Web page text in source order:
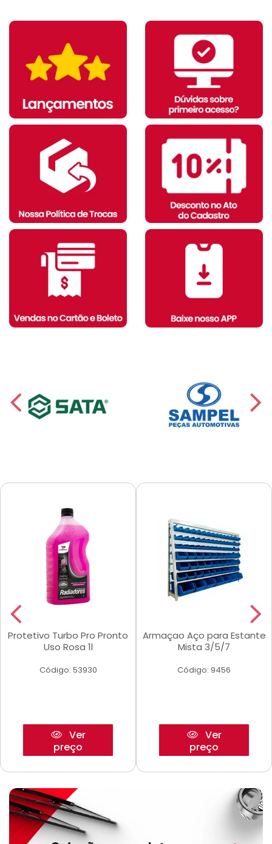
Protetivo Turbo Pro Pronto
Uso Rosa 1l
Código: 53930
Ver
preço
Armaçao Aço para Estante
Mista 3/5/7
Código: 9456
Ver
preço